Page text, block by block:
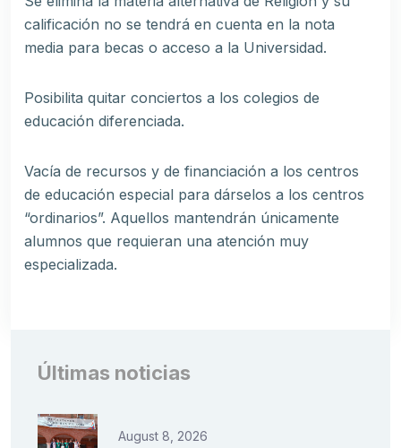
calificación no se tendrá en cuenta en la nota
media para becas o acceso a la Universidad.
Posibilita quitar conciertos a los colegios de
educación diferenciada.
Vacía de recursos y de financiación a los centros
de educación especial para dárselos a los centros
“ordinarios”. Aquellos mantendrán únicamente
alumnos que requieran una atención muy
especializada.
Últimas noticias
August 8, 2026